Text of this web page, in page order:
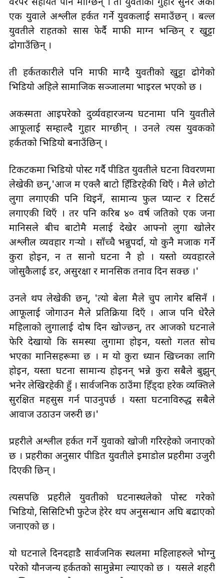
वरपर सहायत पनि माग्छिन् । ती युवतीको गुहार सुनेर अर्का
एक युवाले अश्लील हर्कत गर्ने युवकलाई समाउँछन् । बल्ल
युवतीले राहतको सास फेर्दै माफी माग्न भन्छिन् र खुट्टा
ढोगाउँछिन् ।
ती हर्कतकारीले पनि माफी माग्दै युवतीको खुट्टा ढोगेको
भिडियो अहिले सामाजिक सञ्जालमा भाइरल भएको छ ।
अकस्मता आइपरेको दुर्व्यवहारजन्य घटनामा पनि युवतीले
आफूलाई सम्हाल्दै गुहार माग्छीन् । उनले त्यस युवकको
हर्कतको भिडियो बनाउँछिन् ।
टिकटकमा भिडियो पोस्ट गर्दै पीडित युवतीले घटना विवरणमा
लेखेकी छन्,'आज म एक्लै बाटो हिँडिरहेकी थिएँ । मैले छोटो
लुगा लगाएकी पनि थिइनँ, सामान्य फुल प्यान्ट र टिसर्ट
लगाएकी थिएँ । तर पनि करिब ४० वर्ष जतिको एक जना
मानिसले बीच बाटोमै मलाई देखेर आफ्नो लुगा खोलेर
अश्लील व्यवहार गर्‍यो । साँच्चै भन्नुपर्दा, यो कुनै मजाक गर्ने
कुरा होइन, न त सानो घटना नै हो । यस्तो व्यवहारले
जोसुकैलाई डर, असुरक्षा र मानसिक तनाव दिन सक्छ ।'
उनले थप लेखेकी छन्, 'त्यो बेला मैले चुप लागेर बसिनँ ।
आफूलाई जोगाउन मैले प्रतिक्रिया दिएँ । आज पनि धेरैले
महिलाको लुगालाई दोष दिन खोज्छन्, तर आजको घटनाले
फेरि देखायो कि समस्या लुगामा होइन, यस्तो गलत सोच
भएका मानिसहरूमा छ । म यो कुरा ध्यान खिच्नका लागि
होइन, यस्ता घटना सामान्य होइनन् भन्ने कुरा सबैले बुझुन्
भनेर लेखिरहेकी हुँ । सार्वजनिक ठाउँमा हिँड्दा हरेक व्यक्तिले
सुरक्षित महसुस गर्न पाउनुपर्छ । यस्ता घटनाविरुद्ध सबैले
आवाज उठाउन जरुरी छ।'
प्रहरीले अश्लील हर्कत गर्ने युवाको खोजी गरिरहेको जनाएको
छ । प्रहरीका अनुसार पीडित युवतीले इमाडोल प्रहरीमा उजुरी
दिएकी छिन् ।
त्यसपछि प्रहरीले युवतीको घटनास्थलेको पोस्ट गरेको
भिडियो, सिसिटिभी फुटेज हेरेर थप अनुसन्धान अघि बढाएको
जनाएको छ ।
यो घटनाले दिनदहाडै सार्वजनिक स्थलमा महिलाहरुले भोग्नु
परेको यौनजन्य हर्कतको सामुन्नेमा ल्याएको छ । यसले शहरी